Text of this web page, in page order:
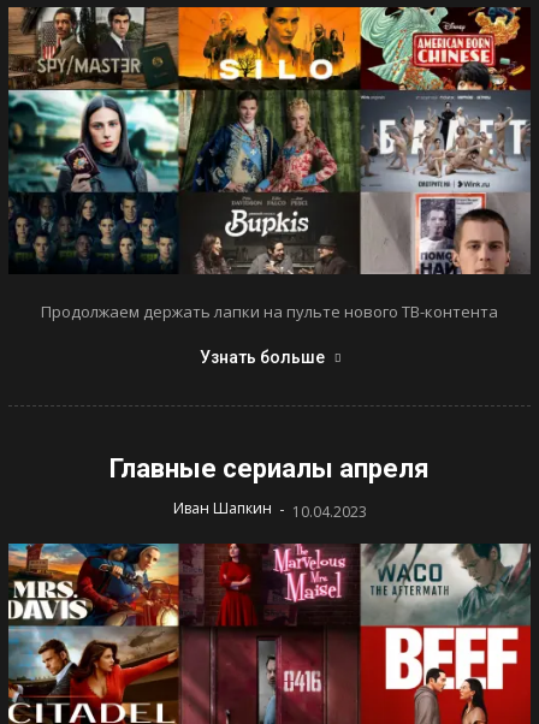
Продолжаем держать лапки на пульте нового ТВ-контента
Узнать больше
Главные сериалы апреля
Иван Шапкин - 10.04.2023